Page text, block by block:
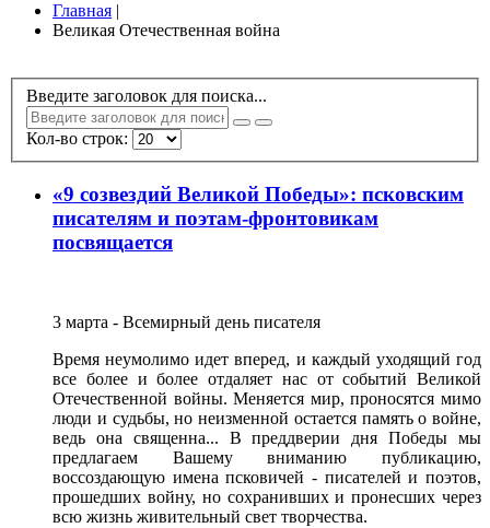
Главная |
Великая Отечественная война
Введите заголовок для поиска...
Кол-во строк:
«9 созвездий Великой Победы»: псковским
писателям и поэтам-фронтовикам
посвящается
3 марта - Всемирный день писателя
Время неумолимо идет вперед, и каждый уходящий год
все более и более отдаляет нас от событий Великой
Отечественной войны. Меняется мир, проносятся мимо
люди и судьбы, но неизменной остается память о войне,
ведь она священна... В преддверии дня Победы мы
предлагаем Вашему вниманию публикацию,
воссоздающую имена псковичей - писателей и поэтов,
прошедших войну, но сохранивших и пронесших через
всю жизнь живительный свет творчества.